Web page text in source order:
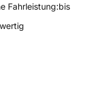
Fahrleistung:bis